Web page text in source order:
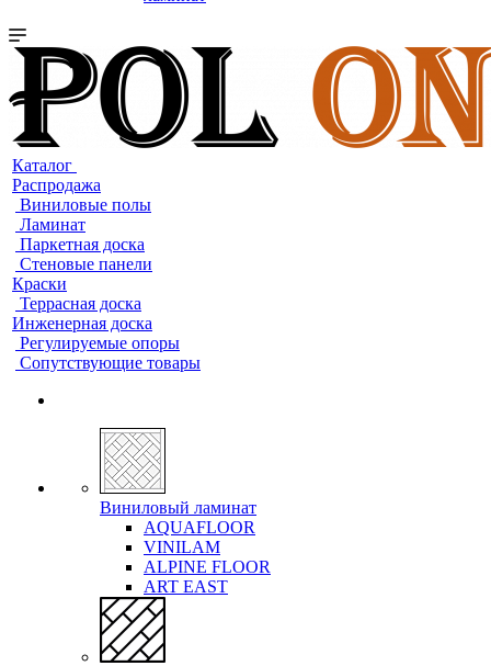
Каталог
Распродажа
Виниловые полы
Ламинат
Паркетная доска
Стеновые панели
Краски
Террасная доска
Инженерная доска
Регулируемые опоры
Сопутствующие товары
Виниловый ламинат
AQUAFLOOR
VINILAM
ALPINE FLOOR
ART EAST